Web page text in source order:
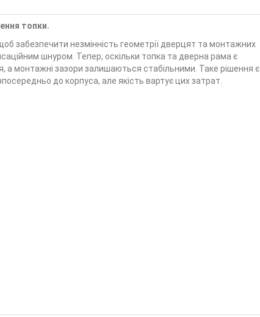
топки.
забезпечити незмінність геометрії дверцят та монтажних
шнуром. Тепер, оскільки топка та дверна рама є
монтажні зазори залишаються стабільними. Таке рішення є
до корпуса, але якість вартує цих затрат.